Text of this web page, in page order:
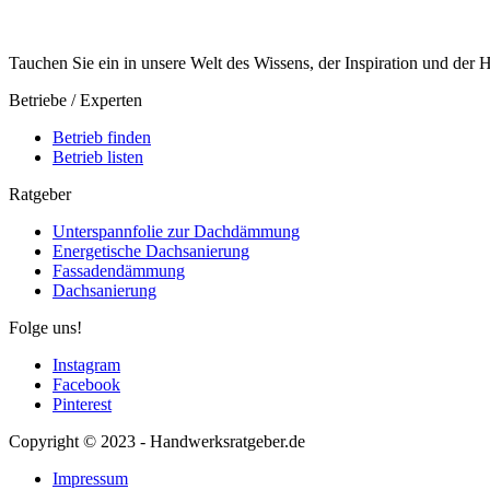
Tauchen Sie ein in unsere Welt des Wissens, der Inspiration und der
Betriebe / Experten
Betrieb finden
Betrieb listen
Ratgeber
Unterspannfolie zur Dachdämmung
Energetische Dachsanierung
Fassadendämmung
Dachsanierung
Folge uns!
Instagram
Facebook
Pinterest
Copyright © 2023 - Handwerksratgeber.de
Impressum